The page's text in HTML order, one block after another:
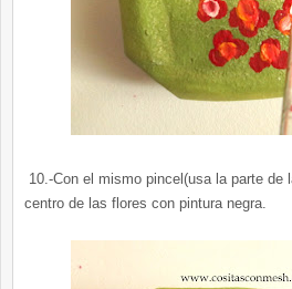
10.-Con el mismo pincel(usa la parte de
centro de las flores con pintura negra.